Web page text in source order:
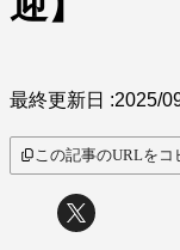
最終更新日 :2025/
この記事のURLをコ